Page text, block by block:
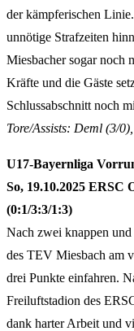
der kämpferischen
unnötige Strafzeiten
Miesbacher sogar noch
Kräfte und die Gäste
Schlussabschnitt noch
Tore/Assists: Deml (3/
U17-Bayernliga
So, 19.10.2025
(0:1/3:3/1:3)
Nach zwei knappen
des TEV Miesbach am
drei Punkte einfahren.
Freiluftstadion des
dank harter Arbeit und